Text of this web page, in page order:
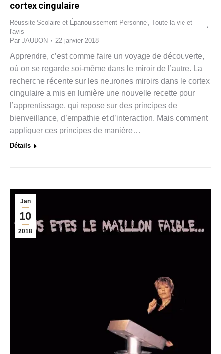
cortex cingulaire
Réussite Scolaire et Épanouissement Personnel , Toute la vie et
l'avis
Par JAUDON 22 janvier 2018
Apprendre, c’est comme faire un voyage de découverte,
où on se regarde soi-même dans le miroir de l’autre. La
recherche récente sur les neurones miroirs dans le cortex
cingulaire a mis en lumière une nouvelle recette pour
l’apprentissage, qui repose sur des principes de
bienveillance, d’empathie et d’interaction. Mais comment
appliquer ces principes de manière…
Détails
Jan
10
2018